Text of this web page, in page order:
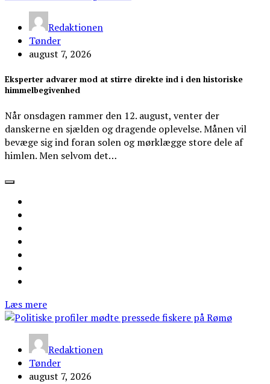
Redaktionen
Tønder
august 7, 2026
Eksperter advarer mod at stirre direkte ind i den historiske
himmelbegivenhed
Når onsdagen rammer den 12. august, venter der
danskerne en sjælden og dragende oplevelse. Månen vil
bevæge sig ind foran solen og mørklægge store dele af
himlen. Men selvom det…
Læs mere
Redaktionen
Tønder
august 7, 2026